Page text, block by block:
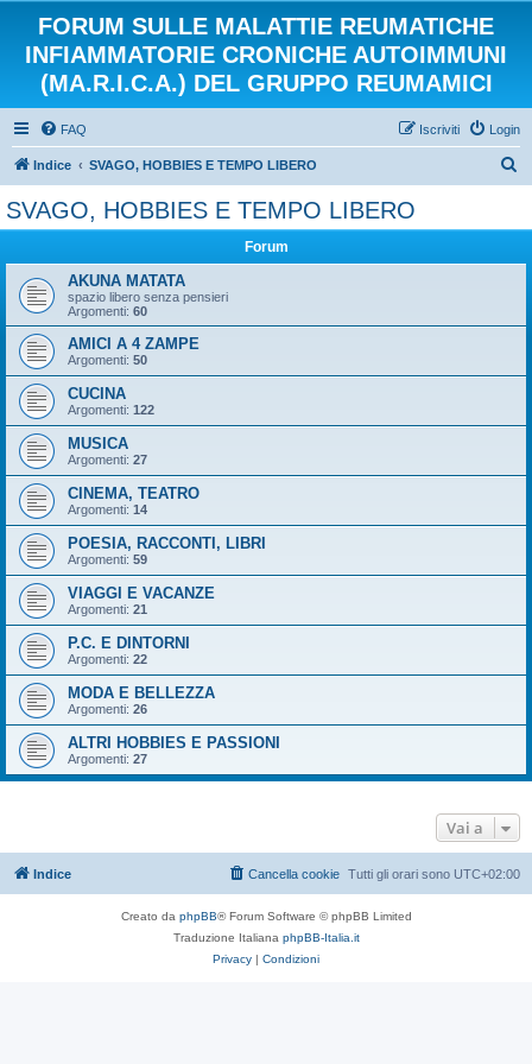
FORUM SULLE MALATTIE REUMATICHE
INFIAMMATORIE CRONICHE AUTOIMMUNI
(MA.R.I.C.A.) DEL GRUPPO REUMAMICI
FAQ Login
Iscriviti
Indice SVAGO, HOBBIES E TEMPO LIBERO
SVAGO, HOBBIES E TEMPO LIBERO
Forum
AKUNA MATATA
spazio libero senza pensieri
Argomenti: 60
AMICI A 4 ZAMPE
Argomenti: 50
CUCINA
Argomenti: 122
MUSICA
Argomenti: 27
CINEMA, TEATRO
Argomenti: 14
POESIA, RACCONTI, LIBRI
Argomenti: 59
VIAGGI E VACANZE
Argomenti: 21
P.C. E DINTORNI
Argomenti: 22
MODA E BELLEZZA
Argomenti: 26
ALTRI HOBBIES E PASSIONI
Argomenti: 27
Vai a
Indice Tutti gli orari sono UTC+02:00
Cancella cookie
Creato da phpBB® Forum Software © phpBB Limited
Traduzione Italiana phpBB-Italia.it
Privacy | Condizioni